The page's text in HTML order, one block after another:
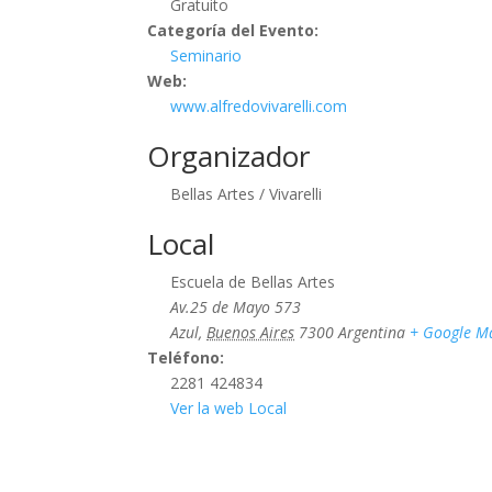
Gratuito
Categoría del Evento:
Seminario
Web:
www.alfredovivarelli.com
Organizador
Bellas Artes / Vivarelli
Local
Escuela de Bellas Artes
Av.25 de Mayo 573
Azul, Buenos Aires 7300 Argentina + Google
Teléfono:
2281 424834
Ver la web Local